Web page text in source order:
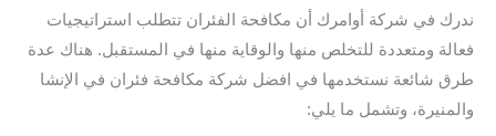
ندرك في شركة أوامرك أن مكافحة الفئران تتطلب استراتيجيات
فعالة ومتعددة للتخلص منها والوقاية منها في المستقبل. هناك عدة
طرق شائعة نستخدمها في افضل شركة مكافحة فئران في الإنشا
والمنيرة، وتشمل ما يلي: